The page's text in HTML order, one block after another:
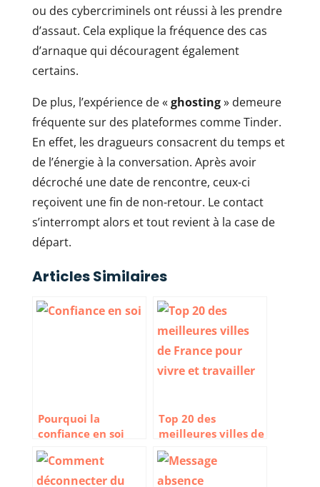
ou des cybercriminels ont réussi à les prendre
d’assaut. Cela explique la fréquence des cas
d’arnaque qui découragent également
certains.
De plus, l’expérience de «ghosting» demeure
fréquente sur des plateformes comme Tinder.
En effet, les dragueurs consacrent du temps et
de l’énergie à la conversation. Après avoir
décroché une date de rencontre, ceux-ci
reçoivent une fin de non-retour. Le contact
s’interrompt alors et tout revient à la case de
départ.
Articles Similaires
Pourquoi la
confiance en soi
est-elle si
importante au
travail ?
Top 20 des
meilleures villes de
France pour vivre
et travailler